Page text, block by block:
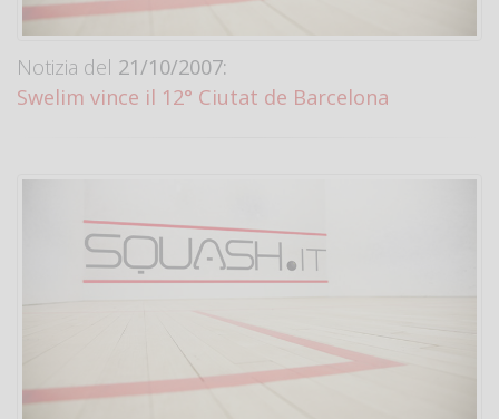
Notizia del 21/10/2007:
Swelim vince il 12° Ciutat de Barcelona